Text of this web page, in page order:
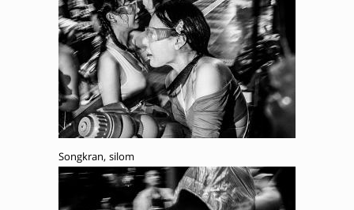
Songkran, silom